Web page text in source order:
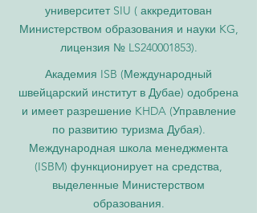
университет SIU ( аккредитован
Министерством образования и науки KG,
лицензия № LS240001853).
Академия ISB (Международный
швейцарский институт в Дубае) одобрена
и имеет разрешение KHDA (Управление
по развитию туризма Дубая).
Международная школа менеджмента
(ISBM) функционирует на средства,
выделенные Министерством
образования.